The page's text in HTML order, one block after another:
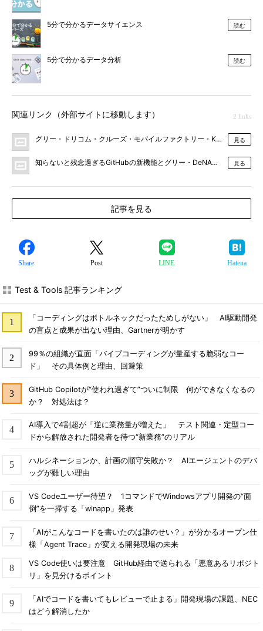
5分で分かるデータサイエンス 読む
5分で分かるデータ分析 読む
関連リンク（外部サイトに移動します） 2 links
グリー・ドリコム・クルーズ・モバイルファクトリー・KLabの事例
見る
知らないと残念過ぎるGitHubの新機能とグリー・DeNA・クックパッ
見る
記事を見る
Share Post LINE Hatena
Test & Tools 記事ランキング
「コーディングはボトルネックだったためしがない」 AI駆動開発
の盲点と成果が出ない理由、Gartnerが明かす
99％の組織が直面「バイブコーディングが量産する脆弱なコー
ド」 その具体例と理由、回避策
GitHub Copilotが“使われ過ぎて”ついに制限 何ができなくなるの
か？ 対処法は？
AI導入で4割超が「逆に業務量が増えた」 テスト関連・定型コー
ドから解放された開発者を待つ“新業務”のリアル
ハルシネーションか、計画の順守失敗か？ AIエージェントのデバ
ッグが難しい理由
VS Codeユーザー待望？ 1コマンドでWindowsアプリ開発の“面
倒”を一掃する「winapp」発表
「AIがこんなコードを書いたのは誰のせい？」が分かるオープン仕
様「Agent Trace」が変える開発現場の未来
VS Code使いは要注意 GitHub経由で送られる「悪意あるリポジト
リ」を見分けるポイント
「AIでコードを書いてもレビューで止まる」開発現場の課題、NEC
はどう解消したか